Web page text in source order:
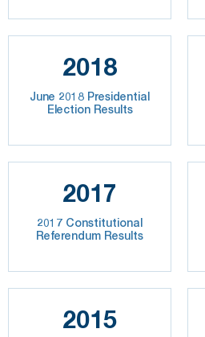
2018
June 2018 Presidential
Election Results
2017
2017 Constitutional
Referendum Results
2015